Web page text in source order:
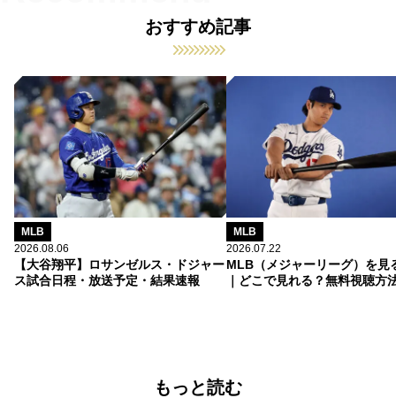
おすすめ記事
MLB
2026.08.06
【大谷翔平】ロサンゼルス・ドジャー
ス試合日程・放送予定・結果速報
MLB
2026.07.22
MLB（メジャーリーグ）を見
｜どこで見れる？無料視聴方
もっと読む